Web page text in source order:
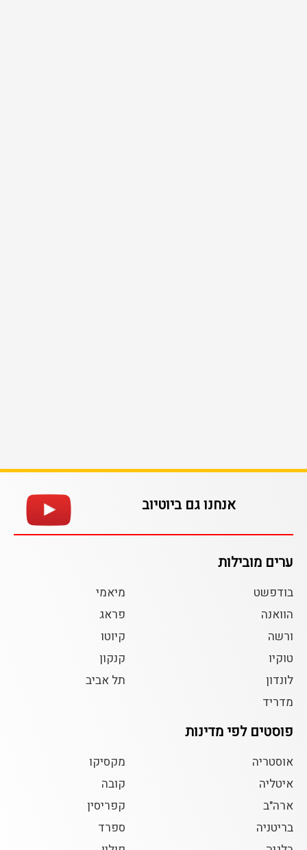
אנחנו גם ביוטיוב
ערים מובילות
בודפשט
הוואנה
ורשה
טוקיו
לונדון
מדריד
מיאמי
פראג
קיוטו
קנקון
תל אביב
פוסטים לפי מדינות
אוסטריה
איטליה
ארה"ב
בריטניה
מקסיקו
קובה
קפריסין
ספרד